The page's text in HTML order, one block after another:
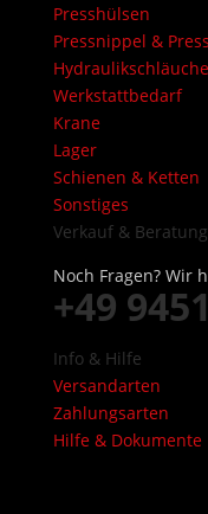
Presshülsen
Pressnippel &
Hydraulikschläuche
Werkstattbedarf
Krane
Lager
Schienen & Ketten
Sonstiges
Verkauf & Beratung
Noch Fragen? Wir
+49
Info & Hilfe
Versandarten
Zahlungsarten
Hilfe & Dokumente